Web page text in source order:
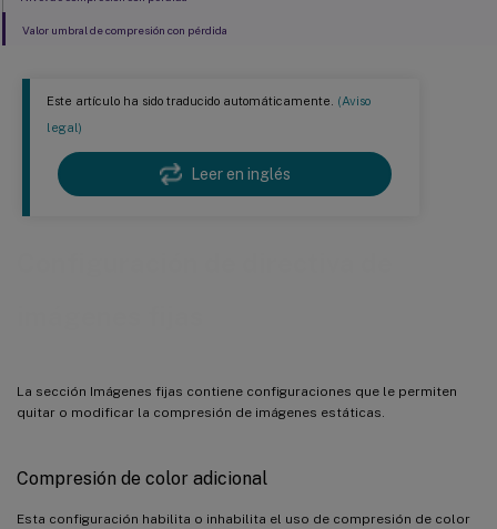
Este artículo ha sido traducido automáticamente. (Aviso
legal)
Leer en inglés
La sección Imágenes fijas contiene configuraciones que le permiten
quitar o modificar la compresión de imágenes estáticas.
Compresión de color adicional
Esta configuración habilita o inhabilita el uso de compresión de color
Valor umbral de compresión con pérdida